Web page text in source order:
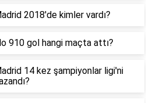
2018'de kimler vardı?
910 gol hangi maçta attı?
14 kez şampiyonlar ligi'ni